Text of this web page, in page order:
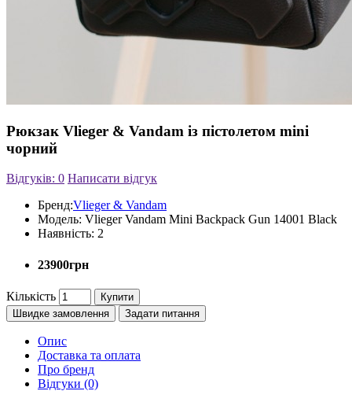
Рюкзак Vlieger & Vandam із пістолетом mini
чорний
Відгуків: 0 Написати відгук
Бренд:Vlieger & Vandam
Модель: Vlieger Vandam Mini Backpack Gun 14001 Black
Наявність: 2
23900грн
Кількість
Купити
Швидке замовлення
Задати питання
Опис
Доставка та оплата
Про бренд
Відгуки (0)